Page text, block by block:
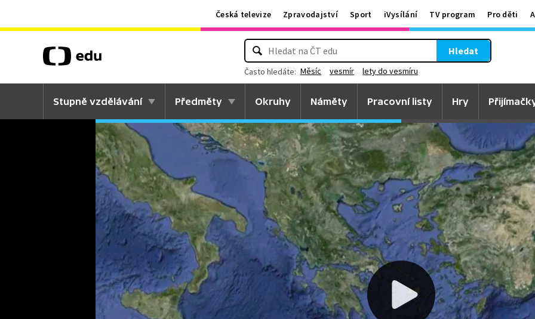
Česká televize Zpravodajství Sport iVysílání TV program Pro děti
Hledat
Často hledáte: Měsíc vesmír lety do vesmíru
Stupně vzdělávání Předměty Okruhy Náměty Pracovní listy Hry